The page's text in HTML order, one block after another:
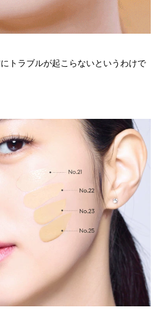
トラブルが起こらないというわけで